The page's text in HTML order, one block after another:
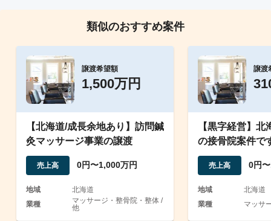
類似のおすすめ案件
譲渡希望額
1,500万円
【北海道/成長余地あり】訪問鍼
灸マッサージ事業の譲渡
売上高 0円〜1,000万円
地域
北海道
業種
マッサージ・整骨院・整体 /
他
譲渡
【黒字経営】
の接骨院案件で
売上高 0円
地域
北海道
業種
マッサ